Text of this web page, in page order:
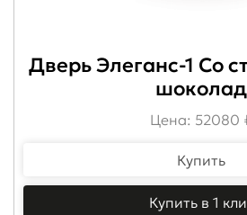
Дверь Элеганс-1 Со
шоколад
Цена: 52080
Купить
Купить в 1